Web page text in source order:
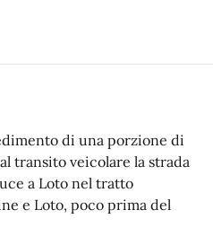
di una porzione di
transito veicolare la strada
a Loto nel tratto
e Loto, poco prima del